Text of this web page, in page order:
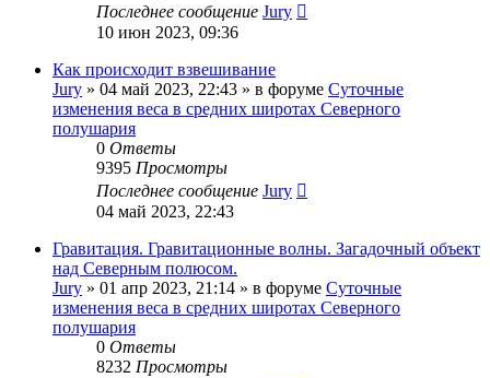
Последнее сообщение Jury
10 июн 2023, 09:36
Как происходит взвешивание
Jury » 04 май 2023, 22:43 » в форуме Суточные
изменения веса в средних широтах Северного
полушария
0 Ответы
9395 Просмотры
Последнее сообщение Jury
04 май 2023, 22:43
Гравитация. Гравитационные волны. Загадочный объект
над Северным полюсом.
Jury » 01 апр 2023, 21:14 » в форуме Суточные
изменения веса в средних широтах Северного
полушария
0 Ответы
8232 Просмотры